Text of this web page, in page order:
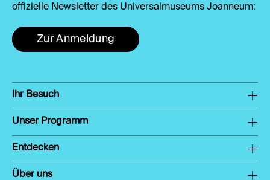
offizielle Newsletter des Universalmuseums Joanneum:
Zur Anmeldung
Ihr Besuch
Unser Programm
Entdecken
Über uns